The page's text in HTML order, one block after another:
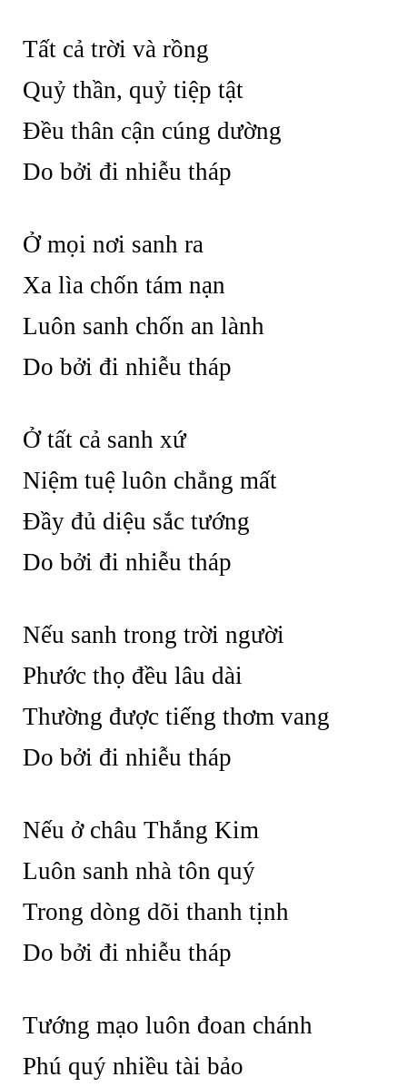
Tất cả trời và rồng
Quỷ thần, quỷ tiệp tật
Đều thân cận cúng dường
Do bởi đi nhiễu tháp
Ở mọi nơi sanh ra
Xa lìa chốn tám nạn
Luôn sanh chốn an lành
Do bởi đi nhiễu tháp
Ở tất cả sanh xứ
Niệm tuệ luôn chẳng mất
Đầy đủ diệu sắc tướng
Do bởi đi nhiễu tháp
Nếu sanh trong trời người
Phước thọ đều lâu dài
Thường được tiếng thơm vang
Do bởi đi nhiễu tháp
Nếu ở châu Thắng Kim
Luôn sanh nhà tôn quý
Trong dòng dõi thanh tịnh
Do bởi đi nhiễu tháp
Tướng mạo luôn đoan chánh
Phú quý nhiều tài bảo